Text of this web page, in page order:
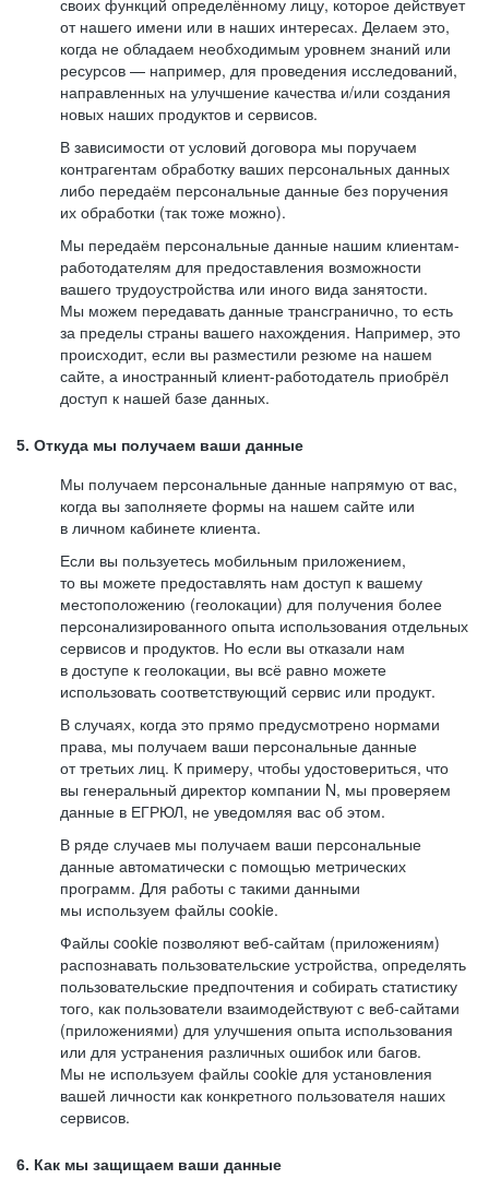
своих функций определённому лицу, которое действует
от нашего имени или в наших интересах. Делаем это,
когда не обладаем необходимым уровнем знаний или
ресурсов — например, для проведения исследований,
направленных на улучшение качества и/или создания
новых наших продуктов и сервисов.
В зависимости от условий договора мы поручаем
контрагентам обработку ваших персональных данных
либо передаём персональные данные без поручения
их обработки (так тоже можно).
Мы передаём персональные данные нашим клиентам-
работодателям для предоставления возможности
вашего трудоустройства или иного вида занятости.
Мы можем передавать данные трансгранично, то есть
за пределы страны вашего нахождения. Например, это
происходит, если вы разместили резюме на нашем
сайте, а иностранный клиент-работодатель приобрёл
доступ к нашей базе данных.
5. Откуда мы получаем ваши данные
Мы получаем персональные данные напрямую от вас,
когда вы заполняете формы на нашем сайте или
в личном кабинете клиента.
Если вы пользуетесь мобильным приложением,
то вы можете предоставлять нам доступ к вашему
местоположению (геолокации) для получения более
персонализированного опыта использования отдельных
сервисов и продуктов. Но если вы отказали нам
в доступе к геолокации, вы всё равно можете
использовать соответствующий сервис или продукт.
В случаях, когда это прямо предусмотрено нормами
права, мы получаем ваши персональные данные
от третьих лиц. К примеру, чтобы удостовериться, что
вы генеральный директор компании N, мы проверяем
данные в ЕГРЮЛ, не уведомляя вас об этом.
В ряде случаев мы получаем ваши персональные
данные автоматически с помощью метрических
программ. Для работы с такими данными
мы используем файлы cookie.
Файлы cookie позволяют веб-сайтам (приложениям)
распознавать пользовательские устройства, определять
пользовательские предпочтения и собирать статистику
того, как пользователи взаимодействуют с веб-сайтами
(приложениями) для улучшения опыта использования
или для устранения различных ошибок или багов.
Мы не используем файлы cookie для установления
вашей личности как конкретного пользователя наших
сервисов.
6. Как мы защищаем ваши данные